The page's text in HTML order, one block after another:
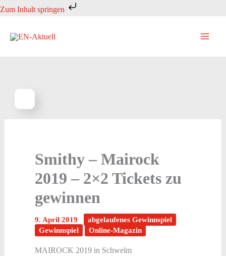
Zum Inhalt springen
Zum
springen
Smithy – Mairock
2019 – 2×2 Tickets zu
gewinnen
9. April 2019
abgelaufenes Gewinnspiel
Gewinnspiel
Online-Magazin
MAIROCK 2019 in Schwelm